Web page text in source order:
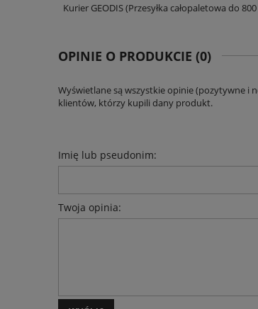
Kurier GEODIS(Przesyłka całopaletowa do
OPINIE O PRODUKCIE (0)
Wyświetlane są wszystkie opinie (pozytywne i
klientów, którzy kupili dany produkt.
Imię lub pseudonim:
Twoja opinia: